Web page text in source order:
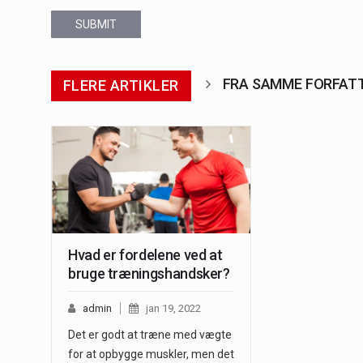
SUBMIT
FLERE ARTIKLER FRA SAMME
Hvad er fordelene ved at
bruge træningshandsker?
admin jan 19, 2022
Det er godt at træne med vægte
for at opbygge muskler, men det